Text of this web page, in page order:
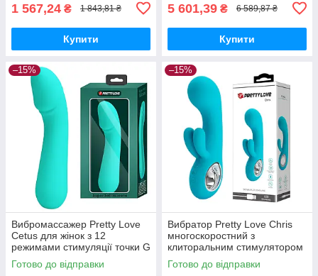
1 567,24 ₴ 1 843,81 ₴
Купити
5 601,39 ₴ 6 589,87 ₴
Купити
–15%
Вибромассажер Pretty Love
Cetus для жінок з 12
режимами стимуляції точки G
гнучкий силіконовий
Готово до відправки
–15%
Вибратор Pretty Love Chris
многоскоростний з
клиторальним стимулятором
для жінок рожевий
силіконовий
Готово до відправки